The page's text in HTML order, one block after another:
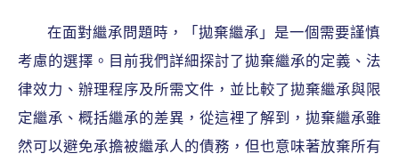
在面對繼承問題時，「拋棄繼承」是一個需要謹慎
考慮的選擇。目前我們詳細探討了拋棄繼承的定義、法
律效力、辦理程序及所需文件，並比較了拋棄繼承與限
定繼承、概括繼承的差異，從這裡了解到，拋棄繼承雖
然可以避免承擔被繼承人的債務，但也意味著放棄所有